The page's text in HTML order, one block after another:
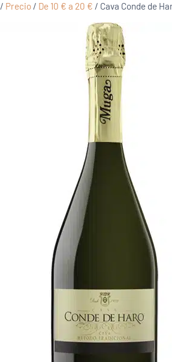
/ Precio / De 10 € a 20 € / Cava Conde de